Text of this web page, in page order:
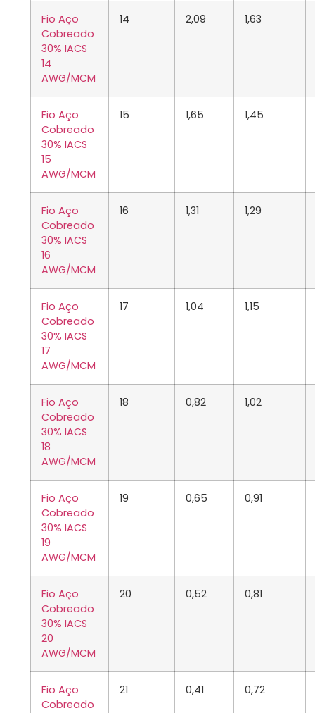
Fio Aço
Cobreado
30% IACS
14
AWG/MCM
14 2,09 1,63
Fio Aço
Cobreado
30% IACS
15
AWG/MCM
15 1,65 1,45
Fio Aço
Cobreado
30% IACS
16
AWG/MCM
16 1,31 1,29
Fio Aço
Cobreado
30% IACS
17
AWG/MCM
17 1,04 1,15
Fio Aço
Cobreado
30% IACS
18
AWG/MCM
18 0,82 1,02
Fio Aço
Cobreado
30% IACS
19
AWG/MCM
19 0,65 0,91
Fio Aço
Cobreado
30% IACS
20
AWG/MCM
20 0,52 0,81
Fio Aço
Cobreado
21 0,41 0,72